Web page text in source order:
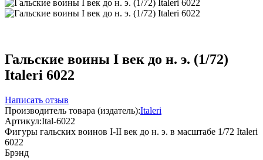
Гальские воины I век до н. э. (1/72)
Italeri 6022
Написать отзыв
Производитель товара (издатель):Italeri
Артикул:Ital-6022
Фигуры гальских воинов I-II век до н. э. в масштабе 1/72 Italeri
6022
Брэнд